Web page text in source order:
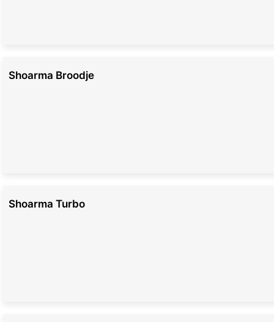
Shoarma Broodje
Shoarma Turbo